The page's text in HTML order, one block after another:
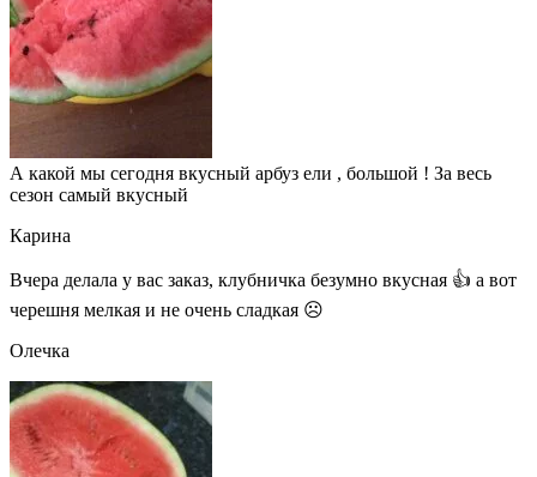
А какой мы сегодня вкусный арбуз ели , большой ! За весь
сезон самый вкусный
Карина
Вчера делала у вас заказ, клубничка безумно вкусная 👍 а вот
черешня мелкая и не очень сладкая ☹
Олечка